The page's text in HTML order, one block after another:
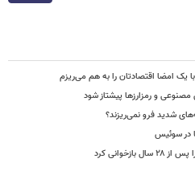
یک امضا اقتصادتان را به هم می‌ریزم
و رمزارزها پیشتاز شود
شدید فرو نمی‌ریزند؟
در سوئیس
کرد